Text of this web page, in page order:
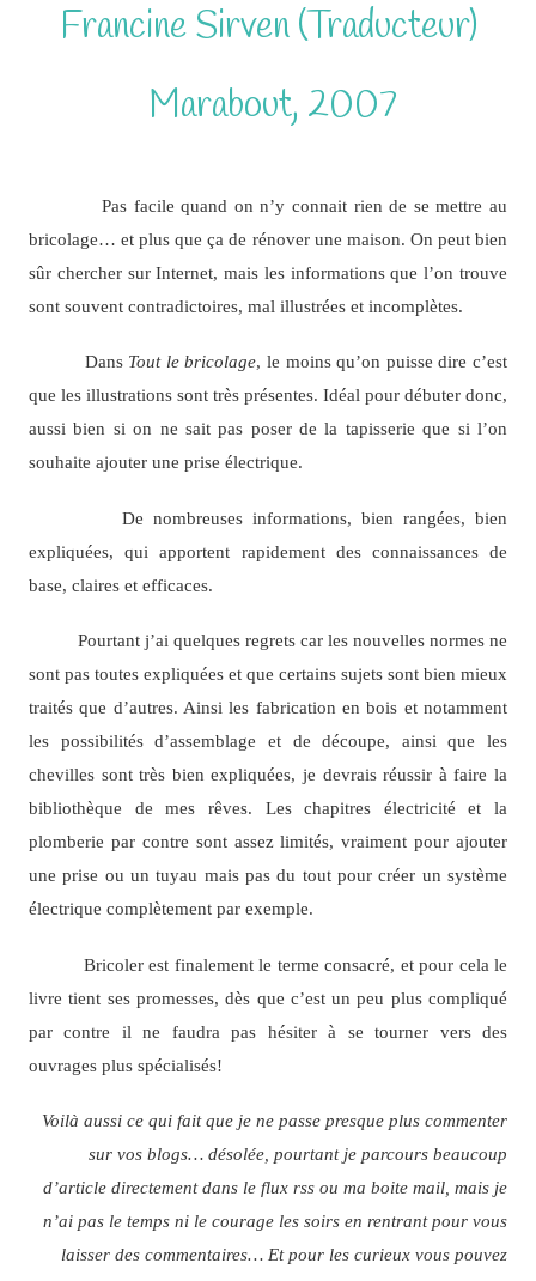
Francine Sirven (Traducteur)
Marabout, 2007
Pas facile quand on n’y connait rien de se mettre au
bricolage… et plus que ça de rénover une maison. On peut bien
sûr chercher sur Internet, mais les informations que l’on trouve
sont souvent contradictoires, mal illustrées et incomplètes.
Dans Tout le bricolage, le moins qu’on puisse dire c’est
que les illustrations sont très présentes. Idéal pour débuter donc,
aussi bien si on ne sait pas poser de la tapisserie que si l’on
souhaite ajouter une prise électrique.
De nombreuses informations, bien rangées, bien
expliquées, qui apportent rapidement des connaissances de
base, claires et efficaces.
Pourtant j’ai quelques regrets car les nouvelles normes ne
sont pas toutes expliquées et que certains sujets sont bien mieux
traités que d’autres. Ainsi les fabrication en bois et notamment
les possibilités d’assemblage et de découpe, ainsi que les
chevilles sont très bien expliquées, je devrais réussir à faire la
bibliothèque de mes rêves. Les chapitres électricité et la
plomberie par contre sont assez limités, vraiment pour ajouter
une prise ou un tuyau mais pas du tout pour créer un système
électrique complètement par exemple.
Bricoler est finalement le terme consacré, et pour cela le
livre tient ses promesses, dès que c’est un peu plus compliqué
par contre il ne faudra pas hésiter à se tourner vers des
ouvrages plus spécialisés!
Voilà aussi ce qui fait que je ne passe presque plus commenter
sur vos blogs… désolée, pourtant je parcours beaucoup
d’article directement dans le flux rss ou ma boite mail, mais je
n’ai pas le temps ni le courage les soirs en rentrant pour vous
laisser des commentaires… Et pour les curieux vous pouvez